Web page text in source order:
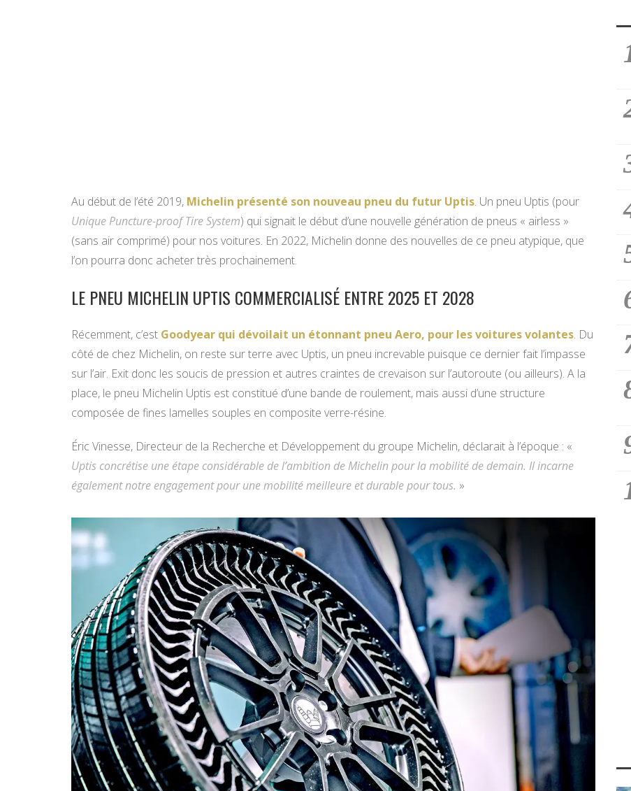
Au début de l’été 2019, Michelin présenté son nouveau pneu du futur Uptis. Un pneu Uptis (pour
Unique Puncture-proof Tire System) qui signait le début d’une nouvelle génération de pneus « airless »
(sans air comprimé) pour nos voitures. En 2022, Michelin donne des nouvelles de ce pneu atypique, que
l’on pourra donc acheter très prochainement.
LE PNEU MICHELIN UPTIS COMMERCIALISÉ ENTRE 2025 ET 2028
Récemment, c’est Goodyear qui dévoilait un étonnant pneu Aero, pour les voitures volantes. Du
côté de chez Michelin, on reste sur terre avec Uptis, un pneu increvable puisque ce dernier fait l’impasse
sur l’air. Exit donc les soucis de pression et autres craintes de crevaison sur l’autoroute (ou ailleurs). A la
place, le pneu Michelin Uptis est constitué d’une bande de roulement, mais aussi d’une structure
composée de fines lamelles souples en composite verre-résine.
Éric Vinesse, Directeur de la Recherche et Développement du groupe Michelin, déclarait à l’époque : «
Uptis concrétise une étape considérable de l’ambition de Michelin pour la mobilité de demain. Il incarne
également notre engagement pour une mobilité meilleure et durable pour tous. »